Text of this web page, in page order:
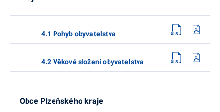
4.1 Pohyb obyvatelstva
4.2 Věkové složení obyvatelstva
Obce Plzeňského kraje